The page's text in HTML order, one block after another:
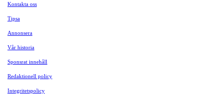
Kontakta oss
Tipsa
Annonsera
Vår historia
Sponsrat innehåll
Redaktionell policy
Integritetspolicy